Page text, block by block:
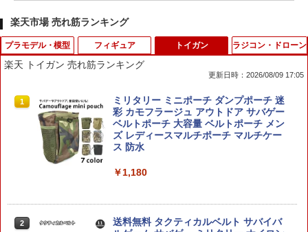
楽天市場 売れ筋ランキング
プラモデル・模型
1
楽プラ スナップキット No.26-RD フェラ
ーリ 512 BB(レッド) プラモデル[アオシ
マ]《発売済・在庫品》
￥2,050
ヤ [Aラクプラ25PKヒノデユトロパツカ-
フィギュア
1
ねんどろいど キャラクター・ボーカル・
シリーズ01 初音ミク モニタリングVer.
[グッドスマイルカンパニー]【送料無
料】《01月予約》
ィギュア GPSBOX 全6種 ボックス販売
トイガン
楽天 トイガン 売れ筋ランキング
更新日時：2026/08/09 17:05
1
ミリタリー ミニポーチ ダンプポーチ 迷
彩 カモフラージュ アウトドア サバゲー
ベルトポーチ 大容量 ベルトポーチ メン
ズ レディースマルチポーチ マルチケー
ス 防水
￥1,180
2
送料無料 タクティカルベルト サバイバ
ラジコン・ドローン